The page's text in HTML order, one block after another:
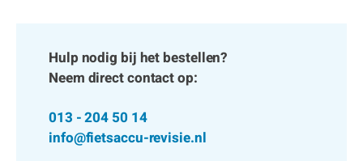
Hulp nodig bij het bestellen?
Neem direct contact op:
013 - 204 50 14
info@fietsaccu-revisie.nl